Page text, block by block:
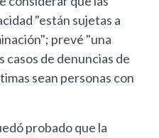
"están sujetas a
prevé "una
casos de denuncias de
sean personas con
probado que la